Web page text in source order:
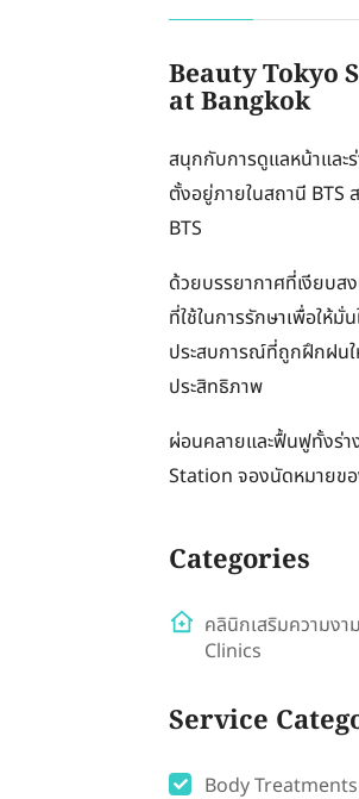
Beauty Tokyo
at Bangkok
สนุกกับการดูแลหน้าแล
ตั้งอยู่ภายในสถานี BTS
BTS
ด้วยบรรยากาศที่เงียบ
ที่ใช้ในการรักษาเพื่อให้
ประสบการณ์ที่ถูกฝึกฝนใ
ประสิทธิภาพ
ผ่อนคลายและฟื้นฟูทั้งร่
Station จองนัดหมายข
Categories
คลินิกเสริมความง
Clinics
Service
Body Treatments